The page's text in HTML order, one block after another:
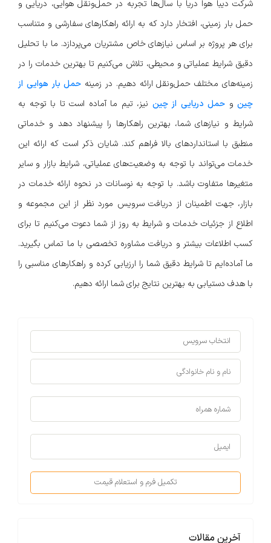
شرکت دیبا هوا دریا با سال‌ها تجربه در حمل‌ونقل هوایی، دریایی و
حمل بار زمینی، افتخار دارد که به ارائه راهکارهای سفارشی و متناسب
برای هر پروژه بر اساس نیازهای خاص مشتریان می‌پردازد. ما با تحلیل
دقیق شرایط عملیاتی و محیطی، تلاش می‌کنیم تا بهترین خدمات را در
زمینه‌های مختلف حمل‌ونقل ارائه دهیم. در زمینه حمل بار هوایی از
چین و حمل دریایی از چین نیز، تیم ما آماده است تا با توجه به
شرایط و نیازهای شما، بهترین راهکارها را پیشنهاد دهد و خدماتی
منطبق با استانداردهای بالا فراهم کند. شایان ذکر است که ارائه این
خدمات می‌تواند با توجه به وضعیت‌های عملیاتی، شرایط بازار و سایر
متغیرها متفاوت باشد. با توجه به نوسانات در نحوه ارائه خدمات در
بازار، جهت اطمینان از دریافت سرویس مورد نظر از این مجموعه و
اطلاع از جزئیات خدمات و شرایط به روز از شما دعوت می‌کنیم تا برای
کسب اطلاعات بیشتر و دریافت مشاوره تخصصی با ما تماس بگیرید.
ما آماده‌ایم تا شرایط دقیق شما را ارزیابی کرده و راهکارهای مناسبی را
با هدف دستیابی به بهترین نتایج برای شما ارائه دهیم.
تکمیل فرم و استعلام قیمت
آخرین مقالات